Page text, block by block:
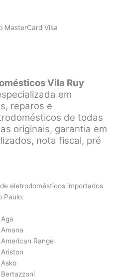
MasterCard Visa
Vila Ruy
em
reparos e
de todas
originais, garantia em
nota fiscal, pré
eletrodomésticos importados
Paulo:
Range